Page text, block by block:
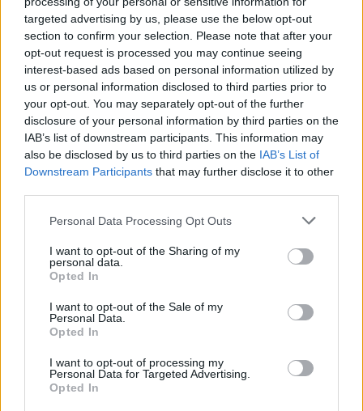
targeted advertising by us, please use the below opt-out
section to confirm your selection. Please note that after your
opt-out request is processed you may continue seeing
interest-based ads based on personal information utilized by
us or personal information disclosed to third parties prior to
your opt-out. You may separately opt-out of the further
disclosure of your personal information by third parties on the
IAB’s list of downstream participants. This information may
also be disclosed by us to third parties on the IAB’s List of
Downstream Participants that may further disclose it to other
Personal Data Processing Opt Outs
I want to opt-out of the Sharing of my
personal data.
Opted In
I want to opt-out of the Sale of my
Personal Data.
Opted In
I want to opt-out of processing my
Personal Data for Targeted Advertising.
Opted In
[ΠΗΓΗ]